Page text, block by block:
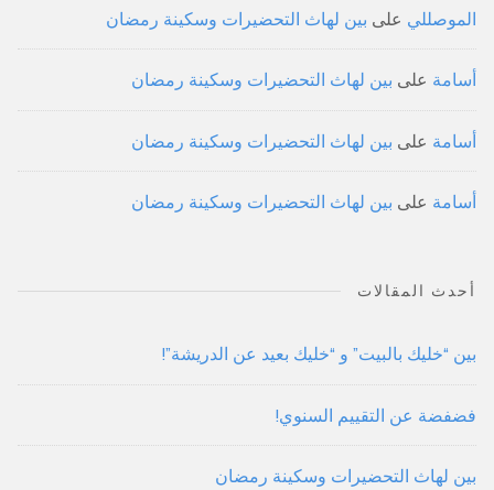
الموصللي على بين لهاث التحضيرات وسكينة رمضان
أسامة على بين لهاث التحضيرات وسكينة رمضان
أسامة على بين لهاث التحضيرات وسكينة رمضان
أسامة على بين لهاث التحضيرات وسكينة رمضان
أحدث المقالات
بين “خليك بالبيت” و “خليك بعيد عن الدريشة”!
فضفضة عن التقييم السنوي!
بين لهاث التحضيرات وسكينة رمضان